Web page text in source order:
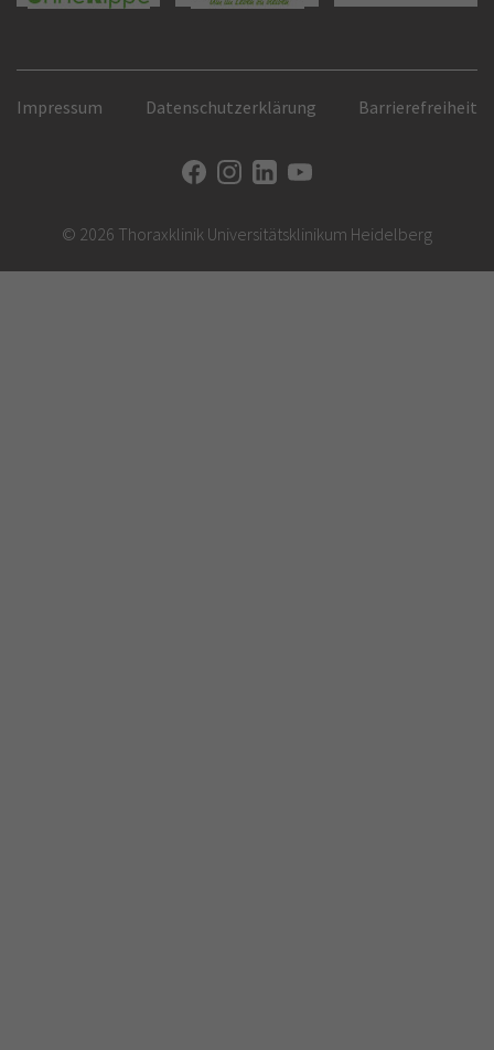
Impressum Datenschutzerklärung Barrierefreiheit
© 2026 Thoraxklinik Universitätsklinikum Heidelberg